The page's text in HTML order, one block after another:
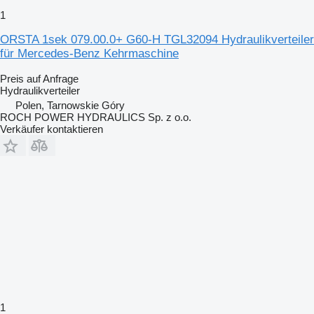
1
ORSTA 1sek 079.00.0+ G60-H TGL32094 Hydraulikverteiler
für Mercedes-Benz Kehrmaschine
Preis auf Anfrage
Hydraulikverteiler
Polen, Tarnowskie Góry
ROCH POWER HYDRAULICS Sp. z o.o.
Verkäufer kontaktieren
1